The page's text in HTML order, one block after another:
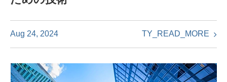
Aug 24, 2024 TY_READ_MORE